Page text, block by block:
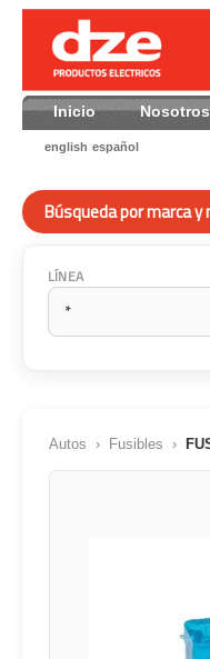
Inicio Nosotros
english español
Búsqueda por marca y
LÍNEA
Autos › Fusibles ›